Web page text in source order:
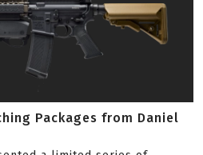
Packages from Daniel